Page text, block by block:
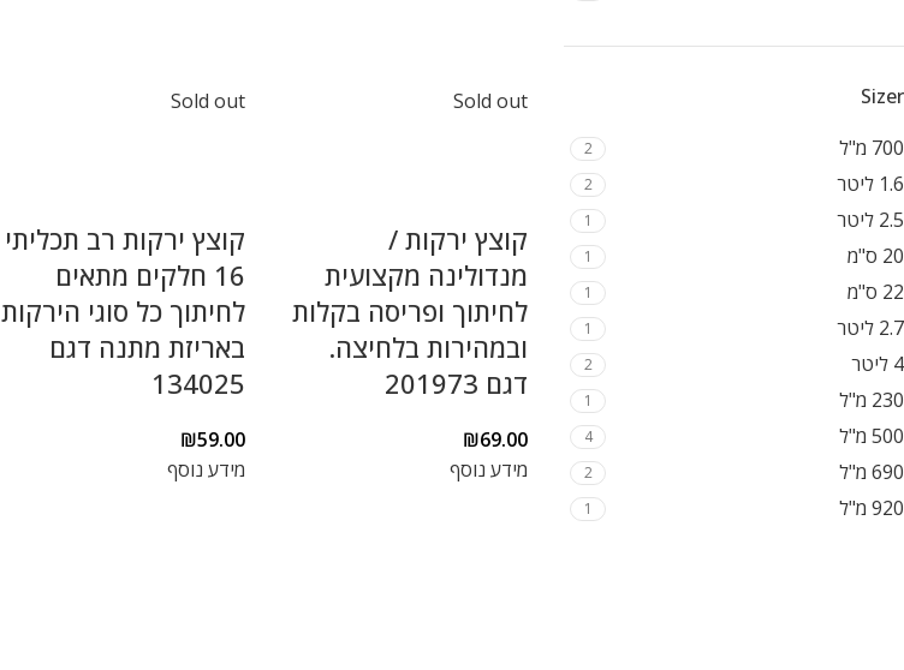
Sizer
700 מ"ל
2
1.6 ליטר 2
2.5 ליטר 1
20 ס"מ 1
22 ס"מ 1
2.7 ליטר 1
4 ליטר 2
230 מ"ל 1
500 מ"ל 4
690 מ"ל 2
920 מ"ל 1
Sold out
קוצץ ירקות /
מנדולינה מקצועית
לחיתוך ופריסה בקלות
ובמהירות בלחיצה.
דגם 201973
₪69.00
מידע נוסף
Sold out
קוצץ ירקות רב תכליתי
16 חלקים מתאים
לחיתוך כל סוגי הירקות
באריזת מתנה דגם
134025
₪59.00
מידע נוסף